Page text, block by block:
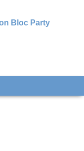
Bloc Party